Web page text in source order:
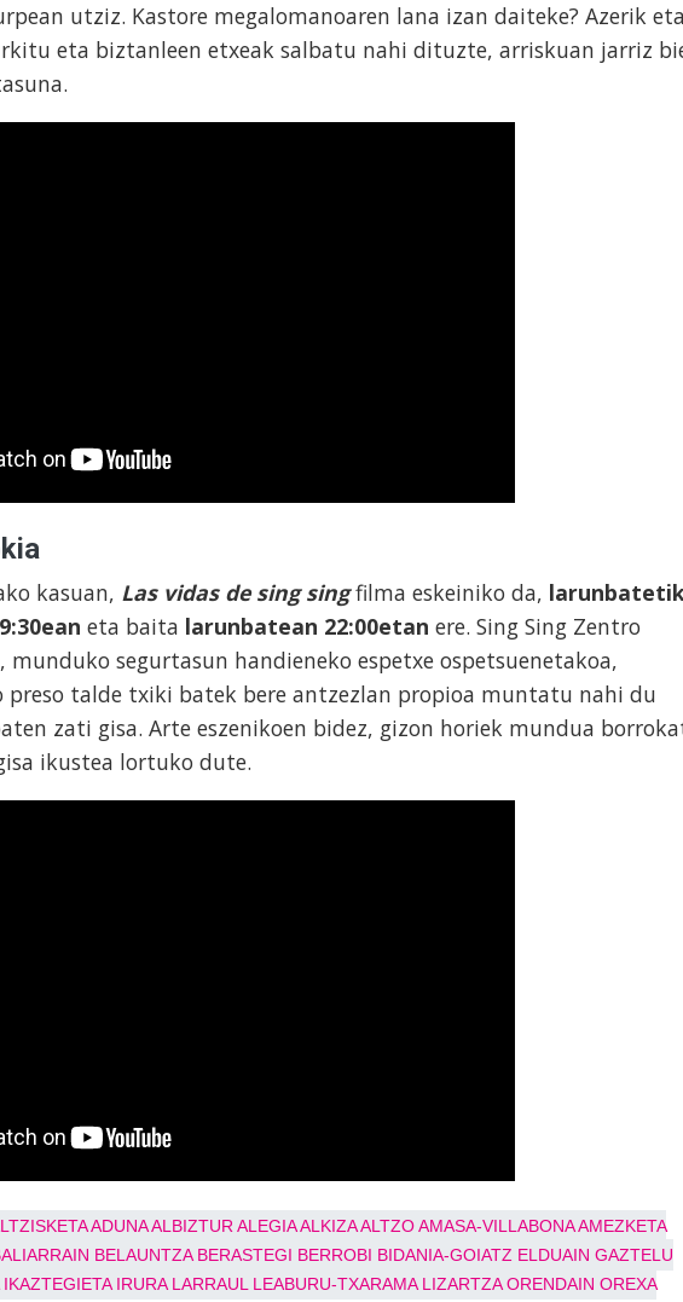
utziz. Kastore megalomanoaren lana izan daiteke? Azerik
eta biztanleen etxeak salbatu nahi dituzte, arriskuan jarriz
kasuan, Las vidas de sing singfilma eskeiniko da, larunbate
eta baita larunbatean 22:00etan ere. Sing Sing Zentro
munduko segurtasun handieneko espetxe ospetsuenetakoa,
preso talde txiki batek bere antzezlan propioa muntatu nahi du
zati gisa. Arte eszenikoen bidez, gizon horiek mundua
ikustea lortuko dute.
ADUNAALBIZTUR ALEGIAALKIZAALTZOAMASA-VILLABONAAMEZKETA
BELAUNTZA BERASTEGI BERROBI BIDANIA-GOIATZ ELDUAIN GAZTELU
IKAZTEGIETA IRURA LARRAUL LEABURU-TXARAMA LIZARTZA ORENDAIN OREXA